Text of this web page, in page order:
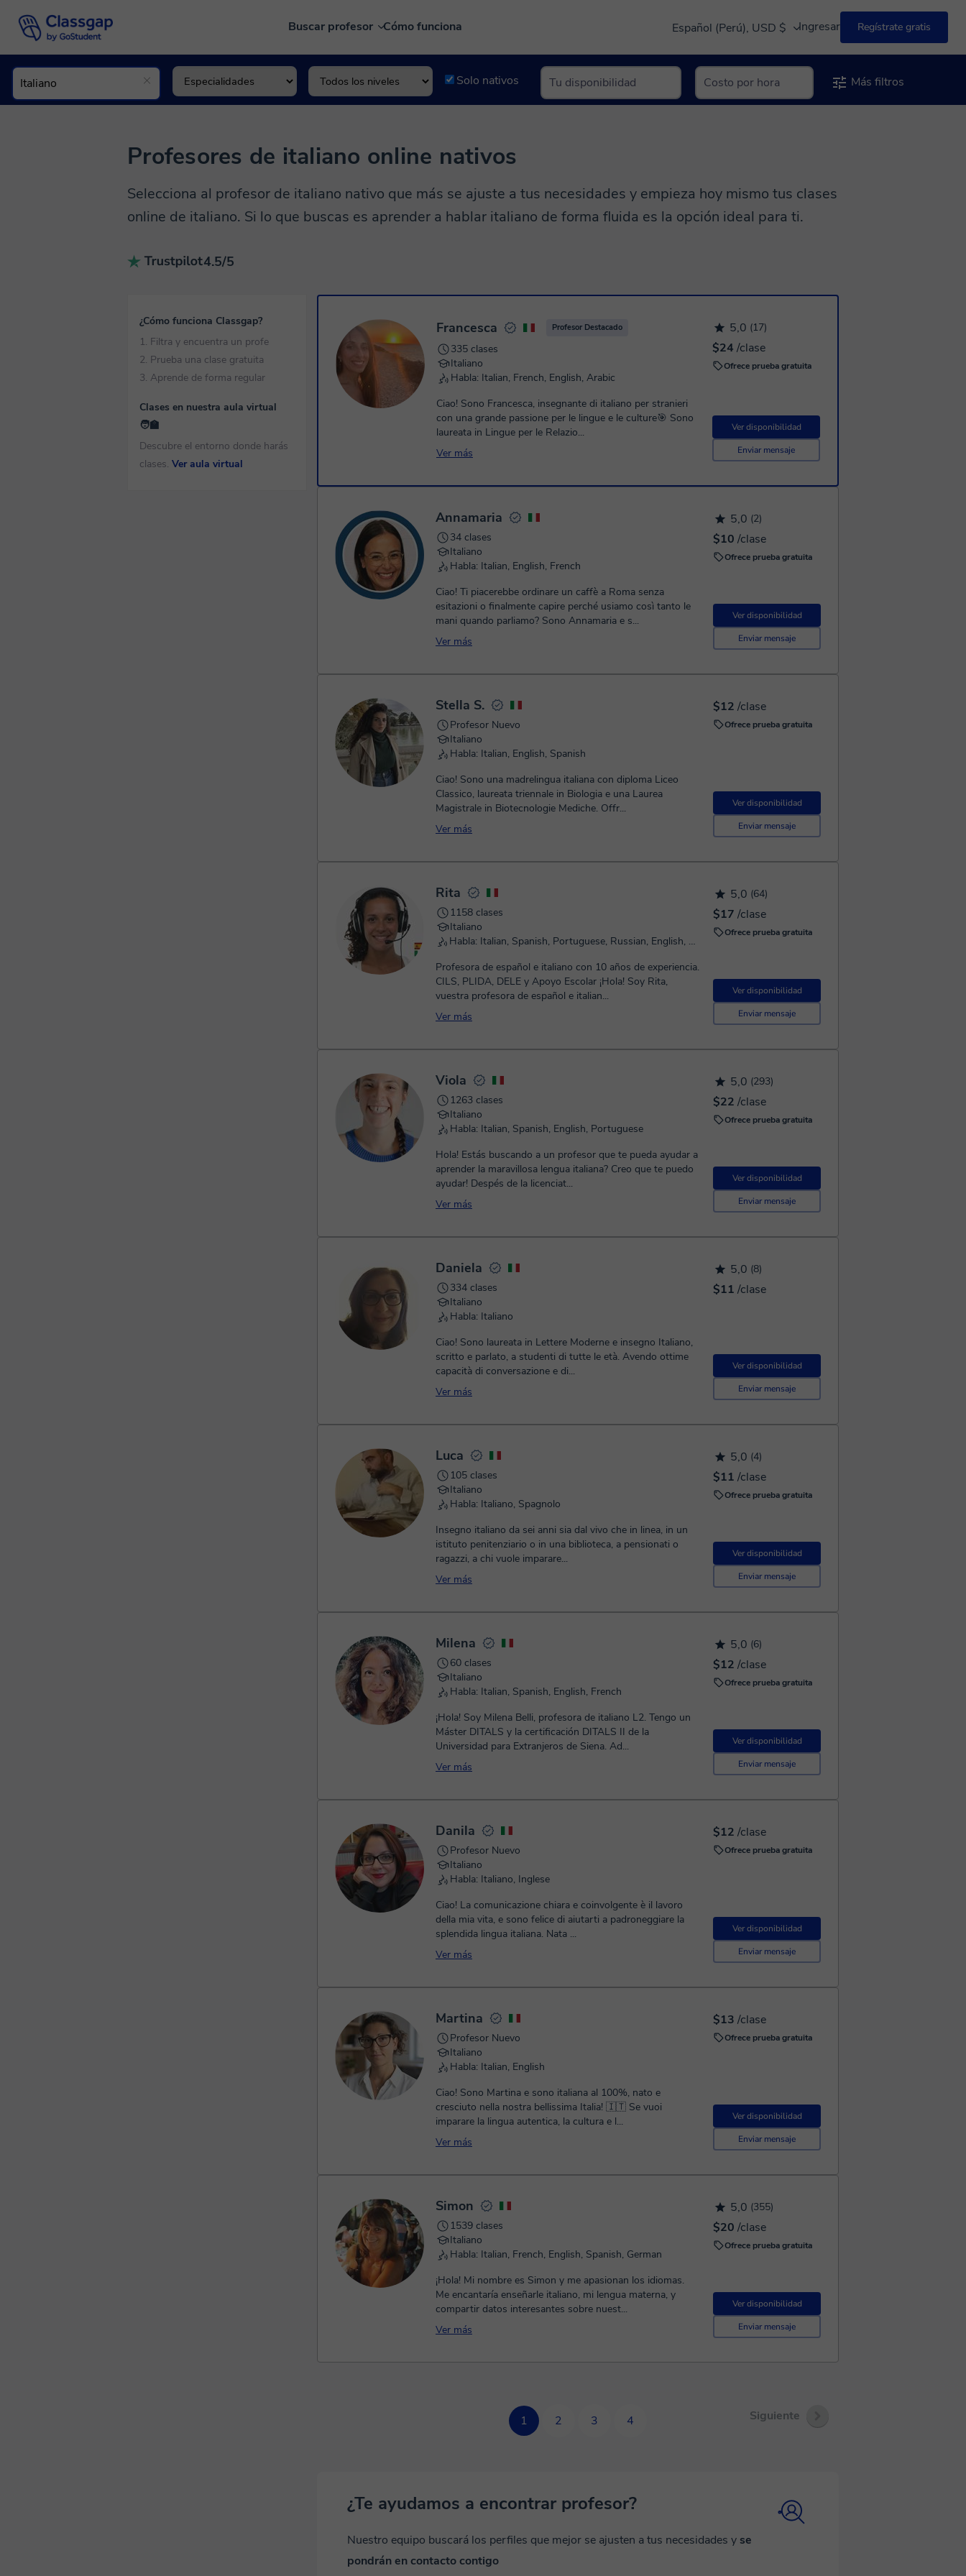
Buscar profesor Cómo funciona Español (Perú), USD $ Ingresar Regístrate gratis
Solo nativos Más filtros
Profesores de italiano online nativos
Selecciona al profesor de italiano nativo que más se ajuste a tus necesidades y empieza hoy mismo tus clases
online de italiano. Si lo que buscas es aprender a hablar italiano de forma fluida es la opción ideal para ti.
4.5/5
5,0 (17)
$24 /clase
Ofrece prueba gratuita
Ver disponibilidad
Enviar mensaje
Francesca Profesor Destacado
335 clases
Italiano
Habla: Italian, French, English, Arabic
Ciao! Sono Francesca, insegnante di italiano per stranieri
con una grande passione per le lingue e le culture🎯 Sono
laureata in Lingue per le Relazio...
Ver más
5,0 (2)
$10 /clase
Ofrece prueba gratuita
Ver disponibilidad
Enviar mensaje
Annamaria
34 clases
Italiano
Habla: Italian, English, French
Ciao! Ti piacerebbe ordinare un caffè a Roma senza
esitazioni o finalmente capire perché usiamo così tanto le
mani quando parliamo? Sono Annamaria e s...
Ver más
$12 /clase
Ofrece prueba gratuita
Ver disponibilidad
Enviar mensaje
Stella S.
Profesor Nuevo
Italiano
Habla: Italian, English, Spanish
Ciao! Sono una madrelingua italiana con diploma Liceo
Classico, laureata triennale in Biologia e una Laurea
Magistrale in Biotecnologie Mediche. Offr...
Ver más
5,0 (64)
$17 /clase
Ofrece prueba gratuita
Ver disponibilidad
Enviar mensaje
Rita
1158 clases
Italiano
Habla: Italian, Spanish, Portuguese, Russian, English, French
Profesora de español e italiano con 10 años de experiencia.
CILS, PLIDA, DELE y Apoyo Escolar ¡Hola! Soy Rita,
vuestra profesora de español e italian...
Ver más
5,0 (293)
$22 /clase
Ofrece prueba gratuita
Ver disponibilidad
Enviar mensaje
Viola
1263 clases
Italiano
Habla: Italian, Spanish, English, Portuguese
Hola! Estás buscando a un profesor que te pueda ayudar a
aprender la maravillosa lengua italiana? Creo que te puedo
ayudar! Despés de la licenciat...
Ver más
5,0 (8)
$11 /clase
Ver disponibilidad
Enviar mensaje
Daniela
334 clases
Italiano
Habla: Italiano
Ciao! Sono laureata in Lettere Moderne e insegno Italiano,
scritto e parlato, a studenti di tutte le età. Avendo ottime
capacità di conversazione e di...
Ver más
5,0 (4)
$11 /clase
Ofrece prueba gratuita
Ver disponibilidad
Enviar mensaje
Luca
105 clases
Italiano
Habla: Italiano, Spagnolo
Insegno italiano da sei anni sia dal vivo che in linea, in un
istituto penitenziario o in una biblioteca, a pensionati o
ragazzi, a chi vuole imparare...
Ver más
5,0 (6)
$12 /clase
Ofrece prueba gratuita
Ver disponibilidad
Enviar mensaje
Milena
60 clases
Italiano
Habla: Italian, Spanish, English, French
¡Hola! Soy Milena Belli, profesora de italiano L2. Tengo un
Máster DITALS y la certificación DITALS II de la
Universidad para Extranjeros de Siena. Ad...
Ver más
$12 /clase
Ofrece prueba gratuita
Ver disponibilidad
Enviar mensaje
Danila
Profesor Nuevo
Italiano
Habla: Italiano, Inglese
Ciao! La comunicazione chiara e coinvolgente è il lavoro
della mia vita, e sono felice di aiutarti a padroneggiare la
splendida lingua italiana. Nata ...
Ver más
$13 /clase
Ofrece prueba gratuita
Ver disponibilidad
Enviar mensaje
Martina
Profesor Nuevo
Italiano
Habla: Italian, English
Ciao! Sono Martina e sono italiana al 100%, nato e
cresciuto nella nostra bellissima Italia! 🇮🇹 Se vuoi
imparare la lingua autentica, la cultura e l...
Ver más
5,0 (355)
$20 /clase
Ofrece prueba gratuita
Ver disponibilidad
Enviar mensaje
Simon
1539 clases
Italiano
Habla: Italian, French, English, Spanish, German
¡Hola! Mi nombre es Simon y me apasionan los idiomas.
Me encantaría enseñarle italiano, mi lengua materna, y
compartir datos interesantes sobre nuest...
Ver más
1 2 3 4 Siguiente
¿Te ayudamos a encontrar profesor?
Nuestro equipo buscará los perfiles que mejor se ajusten a tus necesidades y se
pondrán en contacto contigo
¿Cómo funciona Classgap?
1. Filtra y encuentra un profe
2. Prueba una clase gratuita
3. Aprende de forma regular
Clases en nuestra aula virtual
🧑‍🏫
Descubre el entorno donde harás
clases. Ver aula virtual